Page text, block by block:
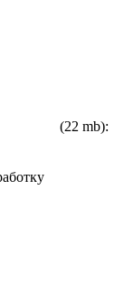
(22 mb):